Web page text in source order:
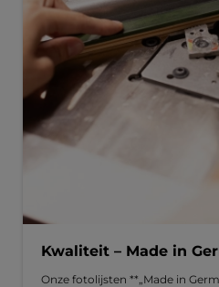
Kwaliteit – Made in
Onze fotolijsten **„Made in